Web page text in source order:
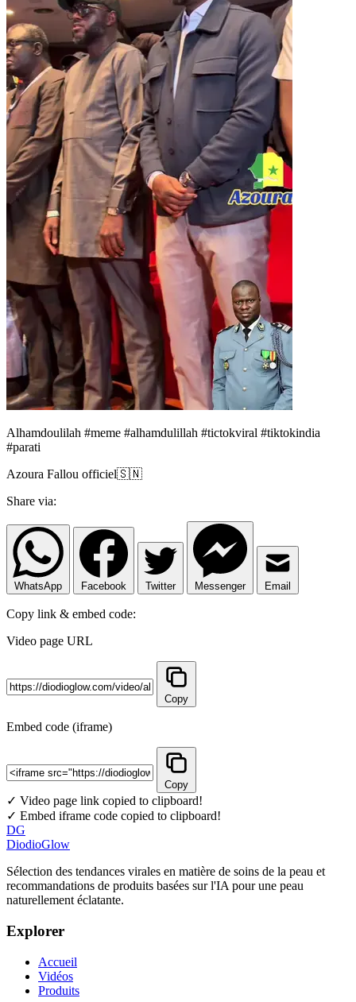
Alhamdoulilah #meme #alhamdulillah #tictokviral #tiktokindia
#parati
Azoura Fallou officiel🇸🇳
Share via:
WhatsApp Facebook Twitter Messenger Email
Copy link & embed code:
Video page URL
Copy
Embed code (iframe)
Copy
✓ Video page link copied to clipboard!
✓ Embed iframe code copied to clipboard!
DG
DiodioGlow
Sélection des tendances virales en matière de soins de la peau et
recommandations de produits basées sur l'IA pour une peau
naturellement éclatante.
Explorer
Accueil
Vidéos
Produits